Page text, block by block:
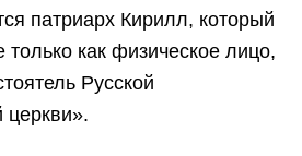
патриарх Кирилл, который
только как физическое лицо,
Русской
церкви».